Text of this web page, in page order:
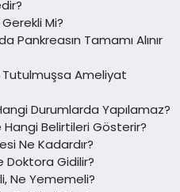
Mi?
Pankreasın Tamamı Alınır
Ameliyat
Durumlarda Yapılamaz?
Belirtileri Gösterir?
Ne Kadardır?
Doktora Gidilir?
Ne Yememeli?